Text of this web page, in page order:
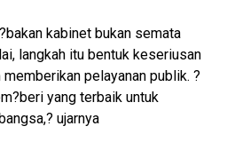
kabinet bukan semata
langkah itu bentuk keseriusan
pelayanan publik. ?
yang terbaik untuk
ujarnya